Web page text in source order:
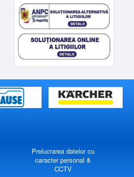
Prelucrarea datelor cu
caracter personal &
CCTV